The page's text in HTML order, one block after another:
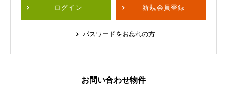
ログイン 新規会員登録
パスワードをお忘れの方
お問い合わせ物件